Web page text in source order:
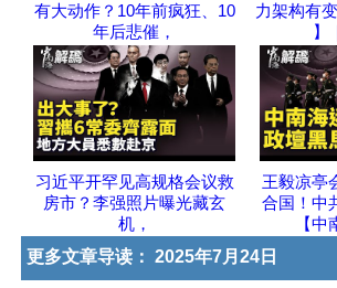
有大动作？10年前疯狂、10
年后悲催，
力架构有
】
习近平开罕见高规格会议救
房市？李强照片曝光藏玄
机，
王毅凉亭
合国！中
【中
更多文章导读： 2025年7月24日